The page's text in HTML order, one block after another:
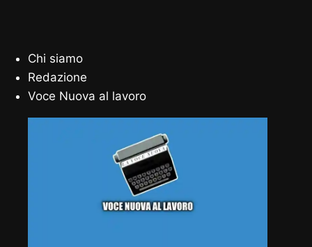
Chi siamo
Redazione
Voce Nuova al lavoro